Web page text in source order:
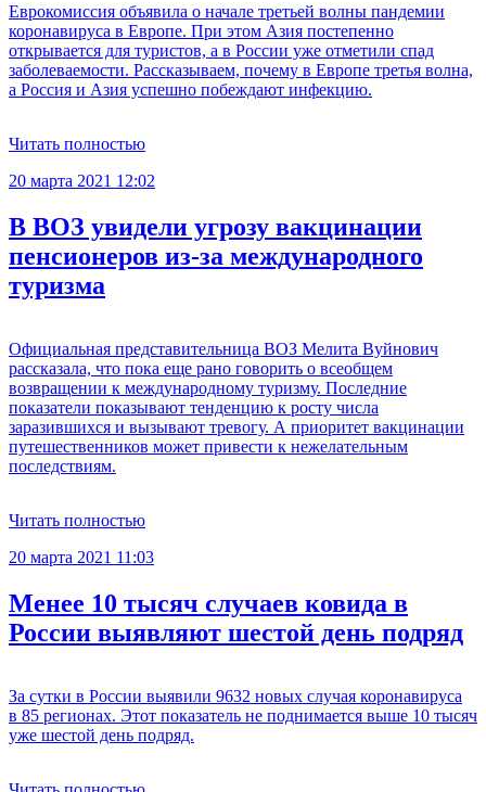
Еврокомиссия объявила о начале третьей волны пандемии
коронавируса в Европе. При этом Азия постепенно
открывается для туристов, а в России уже отметили спад
заболеваемости. Рассказываем, почему в Европе третья волна,
а Россия и Азия успешно побеждают инфекцию.
Читать полностью
20 марта 2021 12:02
В ВОЗ увидели угрозу вакцинации
пенсионеров из-за международного
туризма
Официальная представительница ВОЗ Мелита Вуйнович
рассказала, что пока еще рано говорить о всеобщем
возвращении к международному туризму. Последние
показатели показывают тенденцию к росту числа
заразившихся и вызывают тревогу. А приоритет вакцинации
путешественников может привести к нежелательным
последствиям.
Читать полностью
20 марта 2021 11:03
Менее 10 тысяч случаев ковида в
России выявляют шестой день подряд
За сутки в России выявили 9632 новых случая коронавируса
в 85 регионах. Этот показатель не поднимается выше 10 тысяч
уже шестой день подряд.